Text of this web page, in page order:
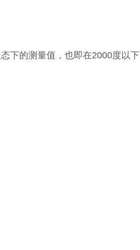
下的测量值，也即在2000度以